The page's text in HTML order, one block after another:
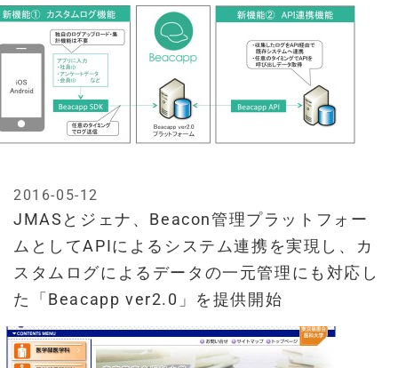
JMASとジェナ、Beacon管理プラットフォー
ムとしてAPIによるシステム連携を実現し、カ
スタムログによるデータの一元管理にも対応し
た「Beacapp ver2.0」を提供開始
2016-05-12